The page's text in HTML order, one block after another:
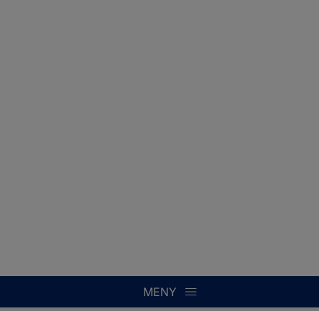
MENY